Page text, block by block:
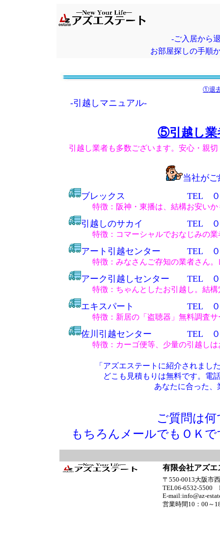
-ご入居から
お部屋探しの手順
①退
-引越しマニュアル-
⑤引越し業
引越し業者も多数ございます。安心・親
当社が
ブレックス TEL ０１２
特徴：阪神・東播は、結構お安いか
引越しのサカイ TEL ０１
特徴：コマーシャルでおなじみの業
アート引越センター TEL ０
特徴：みなさんご存知の業者さん。
アーク引越しセンター TEL ０
特徴：ちゃんとしたお引越し。結構
エキスパート TEL ０１２
特徴：新居の「盗聴器」無料調査サ
佐川引越センター TEL ０１
特徴：カーゴ便等、少量の引越しは
「アズエステートに紹介されまし
どこも見積もりは無料です。電
あなたに合った
ご質問は
もちろんメールでもＯＫ
有限会社アズエ
〒550-0013大阪市
TEL06-6532-
E-mail:info@az-
営業時間10：00～